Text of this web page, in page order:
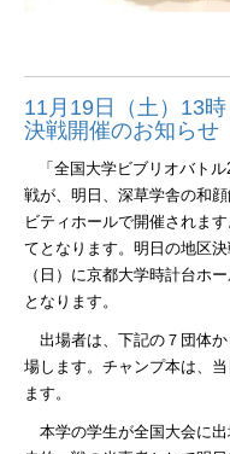
11月19日（土）13
決戦開催のお知らせ
「全国大学ビブリオバトル
戦が、明日、深草学舎の和
ビティホールで開催されま
てとなります。明日の地区決
（日）に京都大学時計台ホ
となります。
出場者は、下記の７団体か
場します。チャンプ本は、
ます。
本学の学生が全国大会に